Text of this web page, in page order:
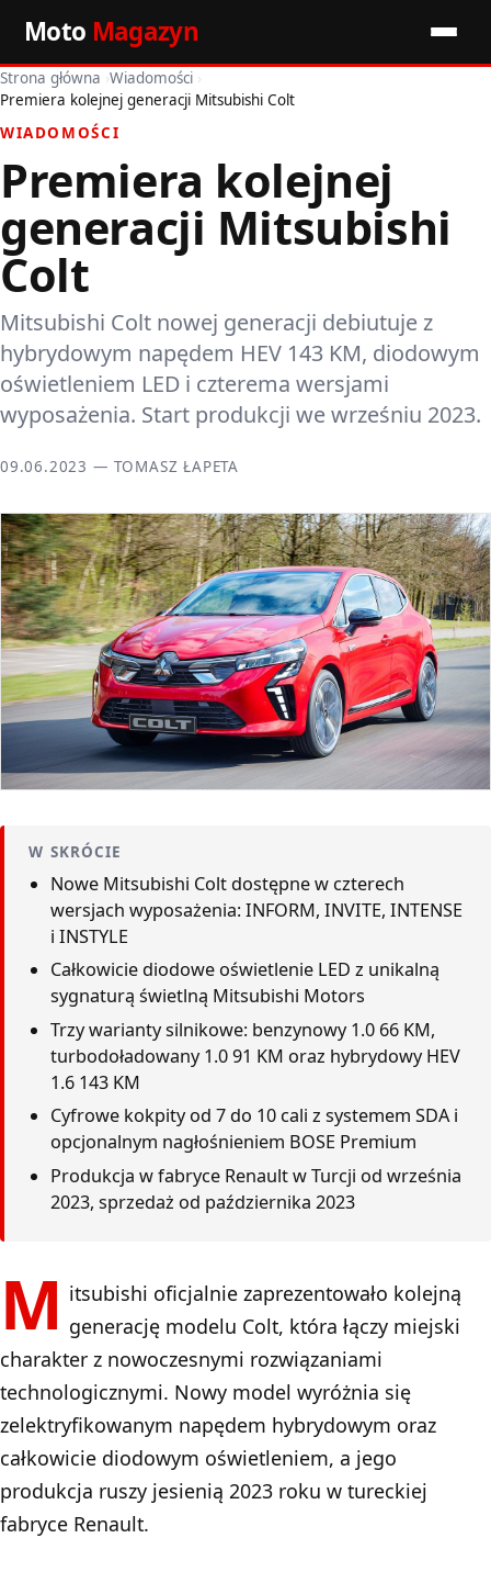
Moto Magazyn
Start
Wiadomości
Premiery
Porady motoryzacyjne
Pozostałe artykuły
Strona główna ›Wiadomości ›
Premiera kolejnej generacji Mitsubishi Colt
WIADOMOŚCI
Premiera kolejnej
generacji Mitsubishi
Colt
Mitsubishi Colt nowej generacji debiutuje z
hybrydowym napędem HEV 143 KM, diodowym
oświetleniem LED i czterema wersjami
wyposażenia. Start produkcji we wrześniu 2023.
09.06.2023 — TOMASZ ŁAPETA
W SKRÓCIE
Nowe Mitsubishi Colt dostępne w czterech
wersjach wyposażenia: INFORM, INVITE, INTENSE
i INSTYLE
Całkowicie diodowe oświetlenie LED z unikalną
sygnaturą świetlną Mitsubishi Motors
Trzy warianty silnikowe: benzynowy 1.0 66 KM,
turbodoładowany 1.0 91 KM oraz hybrydowy HEV
1.6 143 KM
Cyfrowe kokpity od 7 do 10 cali z systemem SDA i
opcjonalnym nagłośnieniem BOSE Premium
Produkcja w fabryce Renault w Turcji od września
2023, sprzedaż od października 2023
M itsubishi oficjalnie zaprezentowało kolejną
generację modelu Colt, która łączy miejski
charakter z nowoczesnymi rozwiązaniami
technologicznymi. Nowy model wyróżnia się
zelektryfikowanym napędem hybrydowym oraz
całkowicie diodowym oświetleniem, a jego
produkcja ruszy jesienią 2023 roku w tureckiej
fabryce Renault.